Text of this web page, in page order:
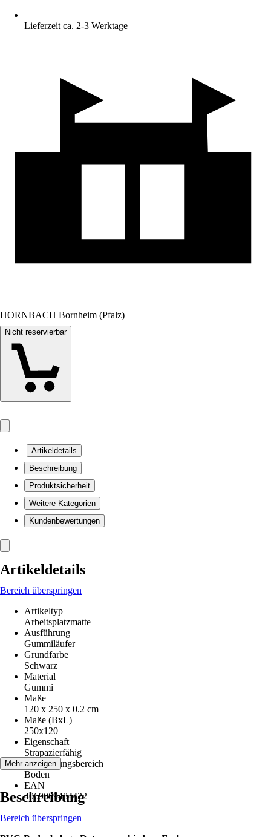
Lieferzeit ca. 2-3 Werktage
HORNBACH Bornheim (Pfalz)
Nicht reservierbar
Artikeldetails
Beschreibung
Produktsicherheit
Weitere Kategorien
Kundenbewertungen
Artikeldetails
Bereich überspringen
Artikeltyp
Arbeitsplatzmatte
Ausführung
Gummiläufer
Grundfarbe
Schwarz
Material
Gummi
Maße
120 x 250 x 0.2 cm
Maße (BxL)
250x120
Eigenschaft
Strapazierfähig
Anwendungsbereich
Boden
EAN
4069009484422
Mehr anzeigen
Beschreibung
Bereich überspringen